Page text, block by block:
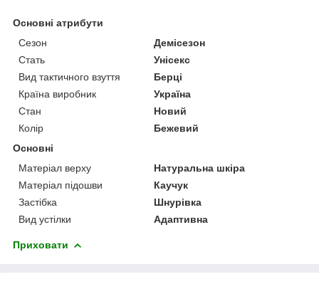
Основні атрибути
Сезон
Демісезон
Стать
Унісекс
Вид тактичного взуття
Берці
Країна виробник
Україна
Стан
Новий
Колір
Бежевий
Основні
Матеріал верху
Натуральна шкіра
Матеріал підошви
Каучук
Застібка
Шнурівка
Вид устілки
Адаптивна
Приховати